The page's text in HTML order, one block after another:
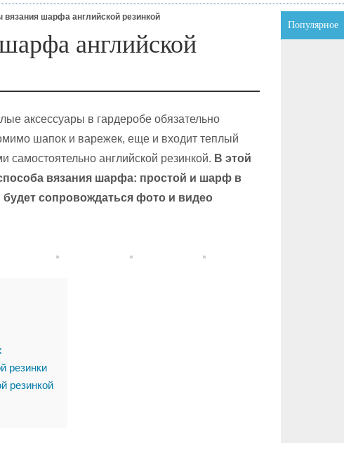
вязания шарфа английской резинкой
английской
аксессуары в гардеробе обязательно
шапок и варежек, еще и входит теплый
английской резинкой. В этой
вязания шарфа: простой и шарф в
сопровождаться фото и видео
резинки
резинкой
Популярное